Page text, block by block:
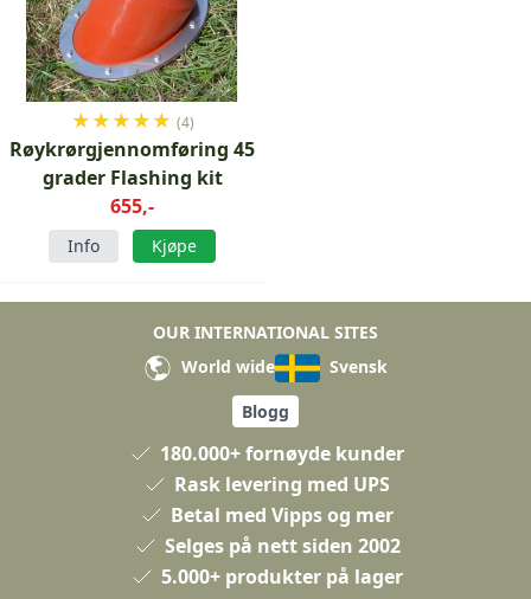
★★★★★ (4)
Røykrørgjennomføring 45
grader Flashing kit
655,-
Info Kjøpe
OUR INTERNATIONAL SITES
World wide
Svensk
Blogg
180.000+ fornøyde kunder
Rask levering med UPS
Betal med Vipps og mer
Selges på nett siden 2002
5.000+ produkter på lager